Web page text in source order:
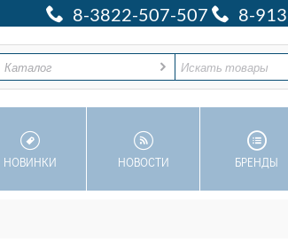
8-3822-507-507 8-
Каталог
НОВИНКИ НОВОСТИ БРЕНДЫ